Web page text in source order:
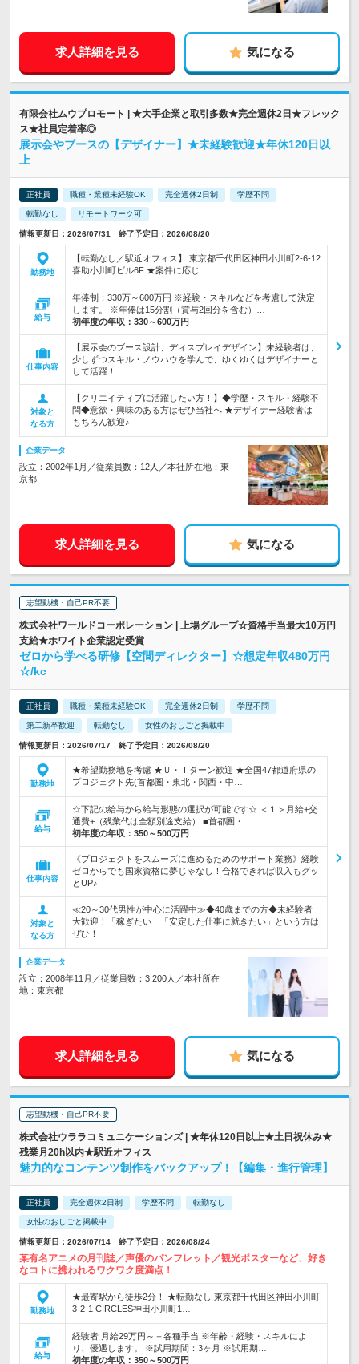
求人詳細を見る 気になる
有限会社ムウプロモート | ★大手企業と取引多数★完全週休2日★フレック
ス★社員定着率◎
展示会やブースの【デザイナー】★未経験歓迎★年休120日以
上
正社員 職種・業種未経験OK 完全週休2日制 学歴不問
転勤なし リモートワーク可
情報更新日：2026/07/31 終了予定日：2026/08/20
勤務地
【転勤なし／駅近オフィス】 東京都千代田区神田小川町2-6-12
喜助小川町ビル6F ★案件に応じ…
給与
年俸制：330万～600万円 ※経験・スキルなどを考慮して決定
します。 ※年俸は15分割（賞与2回分を含む）…
初年度の年収： 330～600万円
仕事内容
【展示会のブース設計、ディスプレイデザイン】未経験者は、
少しずつスキル・ノウハウを学んで、ゆくゆくはデザイナーと
して活躍！
対象と
なる方
【クリエイティブに活躍したい方！】◆学歴・スキル・経験不
問◆意欲・興味のある方はぜひ当社へ ★デザイナー経験者は
もちろん歓迎♪
企業データ
設立：2002年1月／従業員数：12人／本社所在地：東
京都
求人詳細を見る 気になる
志望動機・自己PR不要
株式会社ワールドコーポレーション | 上場グループ☆資格手当最大10万円
支給★ホワイト企業認定受賞
ゼロから学べる研修【空間ディレクター】☆想定年収480万円
☆/kc
正社員 職種・業種未経験OK 完全週休2日制 学歴不問
第二新卒歓迎 転勤なし 女性のおしごと掲載中
情報更新日：2026/07/17 終了予定日：2026/08/20
勤務地
★希望勤務地を考慮 ★Ｕ・Ｉターン歓迎 ★全国47都道府県の
プロジェクト先(首都圏・東北・関西・中…
給与
☆下記の給与から給与形態の選択が可能です☆ ＜１＞月給+交
通費+（残業代は全額別途支給） ■首都圏・…
初年度の年収： 350～500万円
仕事内容
《プロジェクトをスムーズに進めるためのサポート業務》経験
ゼロからでも国家資格に夢じゃなし！合格できれば収入もグッ
とUP♪
対象と
なる方
≪20～30代男性が中心に活躍中≫◆40歳までの方◆未経験者
大歓迎！「稼ぎたい」「安定した仕事に就きたい」という方は
ぜひ！
企業データ
設立：2008年11月／従業員数：3,200人／本社所在
地：東京都
求人詳細を見る 気になる
志望動機・自己PR不要
株式会社ウララコミュニケーションズ | ★年休120日以上★土日祝休み★
残業月20h以内★駅近オフィス
魅力的なコンテンツ制作をバックアップ！【編集・進行管理】
正社員 完全週休2日制 学歴不問 転勤なし
女性のおしごと掲載中
情報更新日：2026/07/14 終了予定日：2026/08/24
某有名アニメの月刊誌／声優のパンフレット／観光ポスターなど、好き
なコトに携われるワクワク度満点！
勤務地
★最寄駅から徒歩2分！ ★転勤なし 東京都千代田区神田小川町
3-2-1 CIRCLES神田小川町1…
給与
経験者 月給29万円～＋各種手当 ※年齢・経験・スキルによ
り、優遇します。 ※試用期間：3ヶ月 ※試用期…
初年度の年収： 350～500万円